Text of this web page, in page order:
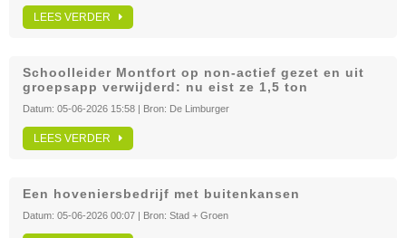
LEES VERDER
Schoolleider Montfort op non-actief gezet en uit
groepsapp verwijderd: nu eist ze 1,5 ton
Datum: 05-06-2026 15:58 | Bron: De Limburger
LEES VERDER
Een hoveniersbedrijf met buitenkansen
Datum: 05-06-2026 00:07 | Bron: Stad + Groen